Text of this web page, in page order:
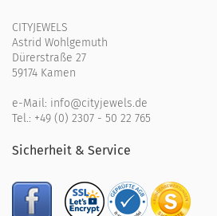
CITYJEWELS
Astrid Wohlgemuth
Dürerstraße 27
59174 Kamen
e-Mail: info@cityjewels.de
Tel.: +49 (0) 2307 - 50 22 765
Sicherheit & Service